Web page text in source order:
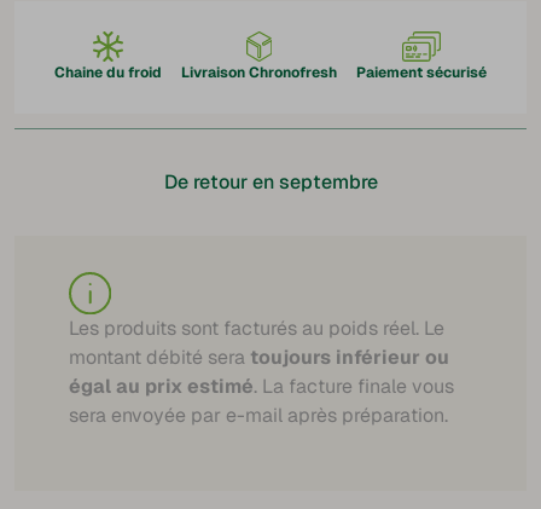
Chaine du froid Livraison Chronofresh Paiement sécurisé
De retour en septembre
Les produits sont facturés au poids réel. Le
montant débité sera toujours inférieur ou
égal au prix estimé. La facture finale vous
sera envoyée par e-mail après préparation.